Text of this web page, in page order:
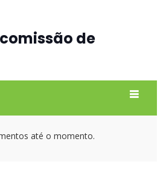
de
até o momento.